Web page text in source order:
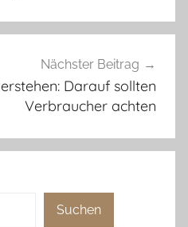
Nächster Beitrag
Darauf sollten
Verbraucher achten
Suchen